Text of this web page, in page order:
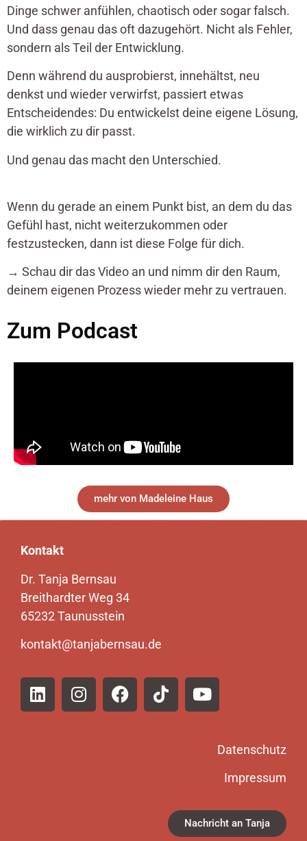
Dinge schwer anfühlen, chaotisch oder sogar falsch.
Und dass genau das oft dazugehört. Nicht als Fehler,
sondern als Teil der Entwicklung.
Denn während du ausprobierst, innehältst, neu
denkst und wieder verwirfst, passiert etwas
Entscheidendes: Du entwickelst deine eigene Lösung,
die wirklich zu dir passt.
Und genau das macht den Unterschied.
Wenn du gerade an einem Punkt bist, an dem du das
Gefühl hast, nicht weiterzukommen oder
festzustecken, dann ist diese Folge für dich.
→ Schau dir das Video an und nimm dir den Raum,
deinem eigenen Prozess wieder mehr zu vertrauen.
Zum Podcast
mehr von Madeleine Haus
Kontakt
Dr. Tanja Bernsau
Breithardter Weg 34
65232 Taunusstein
kontakt@tanjabernsau.de
Datenschutz
Impressum
Nachricht an Tanja